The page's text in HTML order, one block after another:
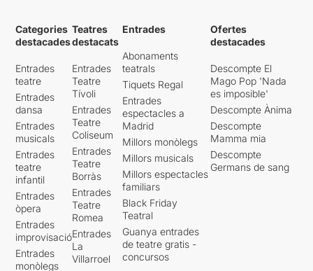
Categories
destacades
Entrades
teatre
Entrades
dansa
Entrades
musicals
Entrades
teatre
infantil
Entrades
òpera
Entrades
improvisació
Entrades
monòlegs
Teatres
destacats
Entrades
Teatre
Tívoli
Entrades
Teatre
Coliseum
Entrades
Teatre
Borràs
Entrades
Teatre
Romea
Entrades
La
Villarroel
Entrades
Abonaments
teatrals
Tiquets Regal
Entrades
espectacles a
Madrid
Millors monòlegs
Millors musicals
Millors espectacles
familiars
Black Friday
Teatral
Guanya entrades
de teatre gratis -
concursos
Ofertes
destacades
Descompte El
Mago Pop 'Nada
es imposible'
Descompte Ànima
Descompte
Mamma mia
Descompte
Germans de sang